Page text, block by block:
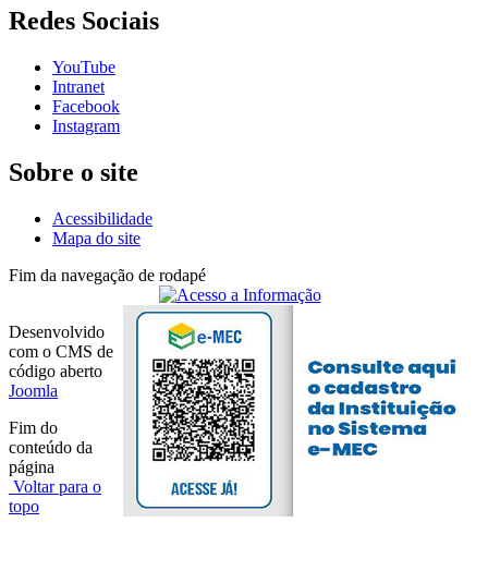
Redes Sociais
YouTube
Intranet
Facebook
Instagram
Sobre o site
Acessibilidade
Mapa do site
Fim da navegação de rodapé
Desenvolvido
com o CMS de
código aberto
Joomla
Fim do
conteúdo da
página
Voltar para o
topo